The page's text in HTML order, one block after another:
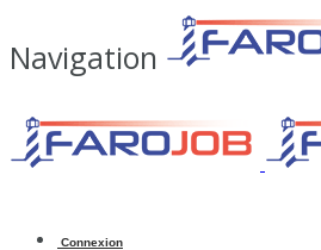
Navigation
Connexion